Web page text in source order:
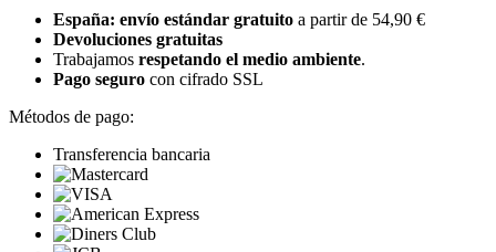
España: envío estándar gratuito a partir de 54,90 €
Devoluciones gratuitas
Trabajamos respetando el medio ambiente.
Pago seguro con cifrado SSL
Métodos de pago:
Transferencia bancaria